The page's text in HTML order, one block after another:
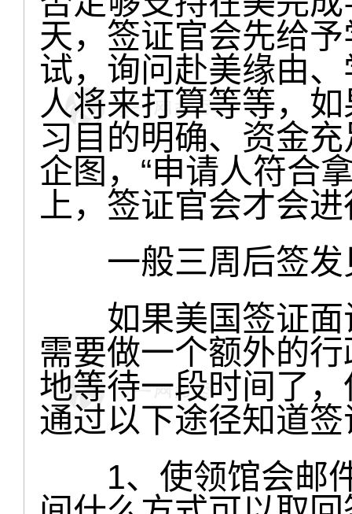
天，签证官会先给
试，询问赴美缘由
人将来打算等等，
习目的明确、资金
企图，“申请人符合
上，签证官会才会
一般三周后签发
如果美国签证面
需要做一个额外的
地等待一段时间了
通过以下途径知道
1、使领馆会邮件